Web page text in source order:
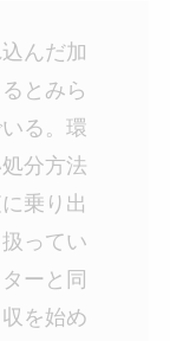
んだ加
とみら
る。環
分方法
乗り出
ってい
ーと同
を始め